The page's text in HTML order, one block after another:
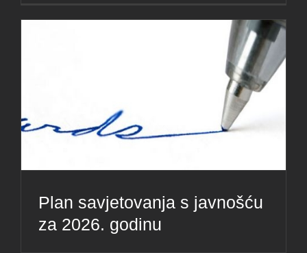
Plan savjetovanja s javnošću
za 2026. godinu